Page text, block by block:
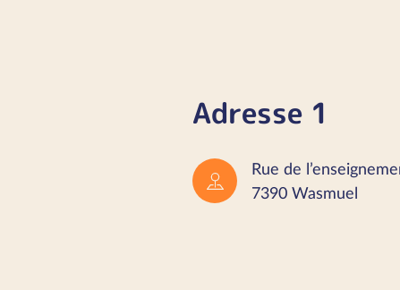
Adresse 1
Rue de
7390 Wasmuel